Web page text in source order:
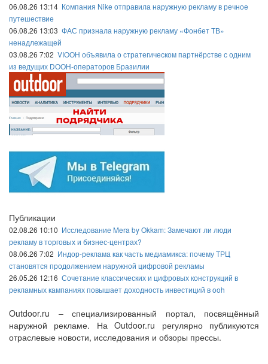
06.08.26 13:14 Компания Nike отправила наружную рекламу в речное
путешествие
06.08.26 13:03 ФАС признала наружную рекламу «Фонбет ТВ»
ненадлежащей
03.08.26 7:02 VIOOH объявила о стратегическом партнёрстве с одним
из ведущих DOOH-операторов Бразилии
Публикации
02.08.26 10:10 Исследование Mera by Okkam: Замечают ли люди
рекламу в торговых и бизнес-центрах?
08.06.26 7:02 Индор-реклама как часть медиамикса: почему ТРЦ
становятся продолжением наружной цифровой рекламы
26.05.26 12:16 Сочетание классических и цифровых конструкций в
рекламных кампаниях повышает доходность инвестиций в ooh
Outdoor.ru – специализированный портал, посвящённый
наружной рекламе. На Outdoor.ru регулярно публикуются
отраслевые новости, исследования и обзоры прессы.